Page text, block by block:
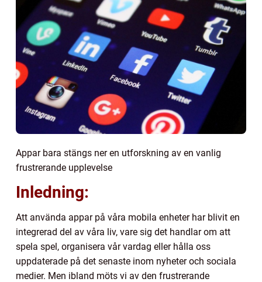
Appar bara stängs ner en utforskning av en vanlig
frustrerande upplevelse
Inledning:
Att använda appar på våra mobila enheter har blivit en
integrerad del av våra liv, vare sig det handlar om att
spela spel, organisera vår vardag eller hålla oss
uppdaterade på det senaste inom nyheter och sociala
medier. Men ibland möts vi av den frustrerande